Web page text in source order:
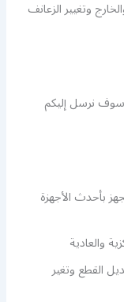
وتغيير الزعانف
نرسل إليكم
بأحدث الأجهزة
والعادية
القطع وتغير